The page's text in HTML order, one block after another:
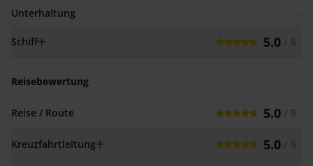
Unterhaltung ---
Schiff 5.0
Reisebewertung
Reise / Route 5.0 / 5
Kreuzfahrtleitung 5.0